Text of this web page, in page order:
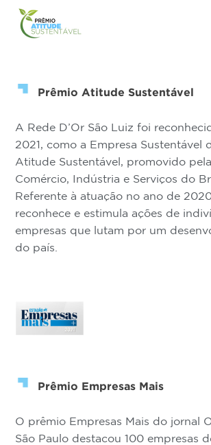
Prêmio Atitude Sustentável
A Rede D’Or São Luiz foi
2021, como a Empresa Sustentável
Atitude Sustentável, promovido
Comércio, Indústria e Serviços do
Referente à atuação no ano de
reconhece e estimula ações de
empresas que lutam por um
do país.
Prêmio Empresas Mais
O prêmio Empresas Mais do jornal
São Paulo destacou 100 empresas